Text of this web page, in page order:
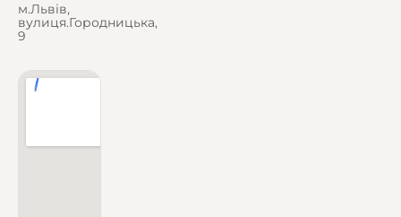
м.Львів,
вулиця.Городницька,
9